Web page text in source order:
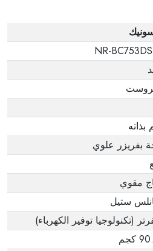
NR-
بذاته
بفريزر علوي
مقوي
ستيل
(تكنولوجيا توفير الكهرباء)
كجم